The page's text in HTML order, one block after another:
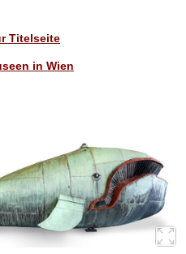
Titelseite
in Wien